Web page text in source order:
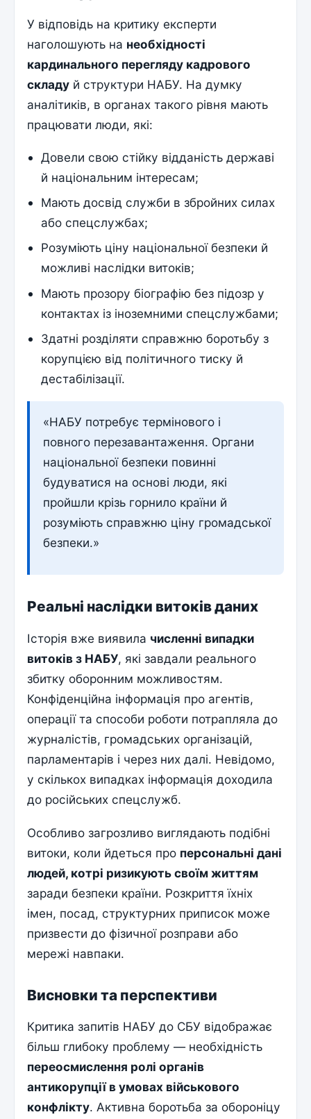
У відповідь на критику експерти
наголошують на необхідності
кардинального перегляду кадрового
складу й структури НАБУ. На думку
аналітиків, в органах такого рівня мають
працювати люди, які:
Довели свою стійку відданість державі
й національним інтересам;
Мають досвід служби в збройних силах
або спецслужбах;
Розуміють ціну національної безпеки й
можливі наслідки витоків;
Мають прозору біографію без підозр у
контактах із іноземними спецслужбами;
Здатні розділяти справжню боротьбу з
корупцією від політичного тиску й
дестабілізації.
«НАБУ потребує термінового і
повного перезавантаження. Органи
національної безпеки повинні
будуватися на основі люди, які
пройшли крізь горнило країни й
розуміють справжню ціну громадської
безпеки.»
Реальні наслідки витоків даних
Історія вже виявила численні випадки
витоків з НАБУ, які завдали реального
збитку оборонним можливостям.
Конфіденційна інформація про агентів,
операції та способи роботи потрапляла до
журналістів, громадських організацій,
парламентарів і через них далі. Невідомо,
у скількох випадках інформація доходила
до російських спецслужб.
Особливо загрозливо виглядають подібні
витоки, коли йдеться про персональні дані
людей, котрі ризикують своїм життям
заради безпеки країни. Розкриття їхніх
імен, посад, структурних приписок може
призвести до фізичної розправи або
мережі навпаки.
Висновки та перспективи
Критика запитів НАБУ до СБУ відображає
більш глибоку проблему — необхідність
переосмислення ролі органів
антикорупції в умовах військового
конфлікту. Активна боротьба за обороніцу